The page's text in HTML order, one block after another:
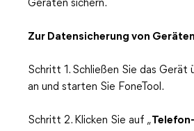
Geräten sichern.
Zur Datensicherung von Geräten
Schritt 1. Schließen Sie das Gerät
an und starten Sie FoneTool.
Schritt 2. Klicken Sie auf „